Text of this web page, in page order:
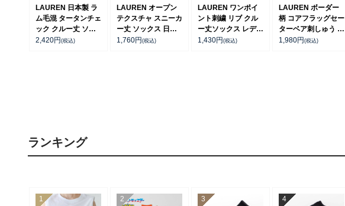
LAUREN 日本製 ラ
ム毛混 タータンチェ
ック クルー丈 ソッ
クス レディース
2,420円 (税込)
LAUREN オープン
テクスチャ スニーカ
ー丈 ソックス 日本
製 レディース
1,760円(税込)
LAUREN ワンポイ
ント刺繍 リブ クル
ー丈ソックス レディ
ース 03207330
1,430円(税込)
LAUREN ボーダー
柄 コアフラッグセー
ターベア刺しゅう ポ
ロベア オーガニック
1,980円(税込)
ランキング